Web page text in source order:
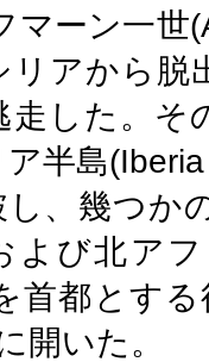
マーン一世
リアから脱
走した。そ
半島
し、幾つか
よび北ア
首都とす
開いた。